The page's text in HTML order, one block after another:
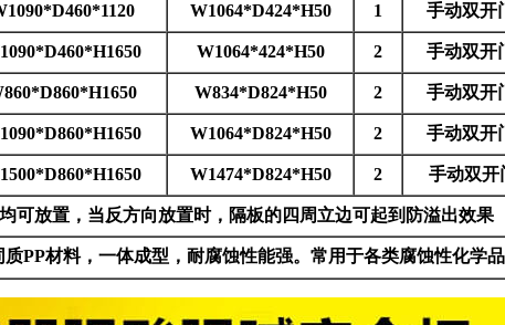
W1064*D424*H50 1 手动双开
W1064*424*H50 2 手动双开
W834*D824*H50 2 手动双开
W1064*D824*H50 2 手动双开
W1474*D824*H50 2 手动双开
可放置，当反方向放置时，隔板的四周立边可起到防溢出效果
PP材料，一体成型，耐腐蚀性能强。常用于各类腐蚀性化学